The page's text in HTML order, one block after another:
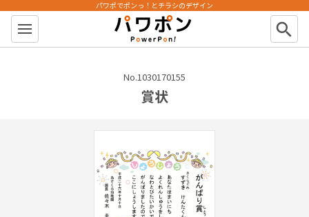
パワポン
パワポでポンっ！とチラシのデザイン
search
No.1030170155
賞状